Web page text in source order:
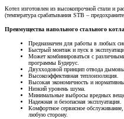
Котел изготовлен из высокопрочной стали и
(температура срабатывания STB –
Преимущества напольного стального
Предназначен для работы в любых
Быстрый монтаж и пуск в
Может комбинироваться с
программы Будерус.
Двухходовой принцип отвода
Высокоэффективная теплоизоляция.
Высокая экономичность и
Низкий уровень шума.
Минимальные выбросы вредных
Надежная и безопасная эксплуатация.
Комфортное сервисное
любую сторону.